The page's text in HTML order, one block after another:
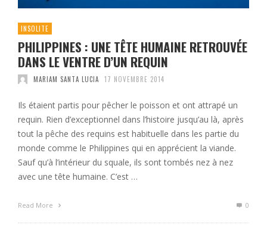
INSOLITE
PHILIPPINES : UNE TÊTE HUMAINE RETROUVÉE
DANS LE VENTRE D’UN REQUIN
MARIAM SANTA LUCIA 17 NOVEMBRE 2014
Ils étaient partis pour pêcher le poisson et ont attrapé un
requin. Rien d’exceptionnel dans l’histoire jusqu’au là, après
tout la pêche des requins est habituelle dans les partie du
monde comme le Philippines qui en apprécient la viande.
Sauf qu’à l’intérieur du squale, ils sont tombés nez à nez
avec une tête humaine. C’est …
Read More 0